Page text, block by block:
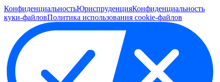
КонфиденциальностьЮриспруденцияКонфиденциальность
куки-файловПолитика использования cookie-файлов